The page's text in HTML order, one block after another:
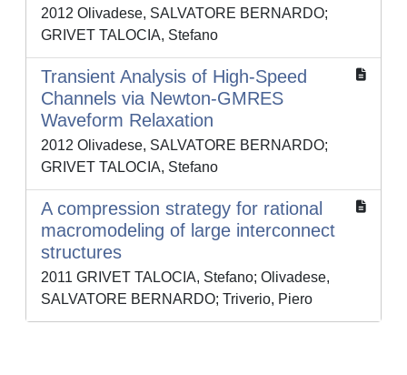
2012 Olivadese, SALVATORE BERNARDO;
GRIVET TALOCIA, Stefano
Transient Analysis of High-Speed
Channels via Newton-GMRES
Waveform Relaxation
2012 Olivadese, SALVATORE BERNARDO;
GRIVET TALOCIA, Stefano
A compression strategy for rational
macromodeling of large interconnect
structures
2011 GRIVET TALOCIA, Stefano; Olivadese,
SALVATORE BERNARDO; Triverio, Piero